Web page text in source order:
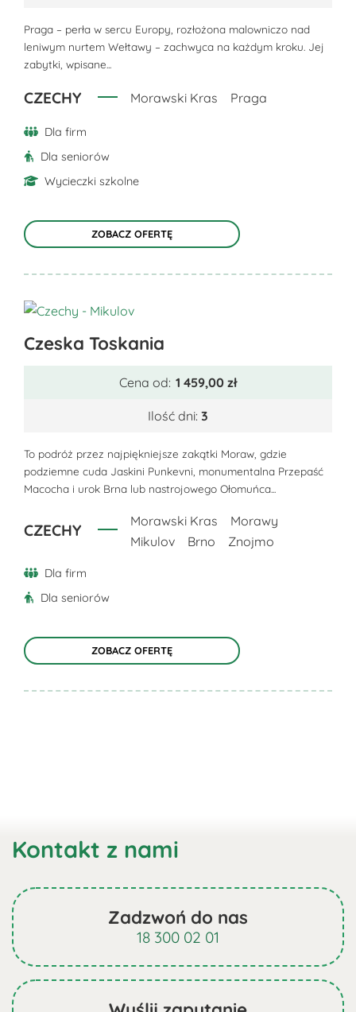
można
wybrać
na
stronie
Praga – perła w sercu Europy, rozłożona malowniczo nad
leniwym nurtem Wełtawy – zachwyca na każdym kroku. Jej
zabytki, wpisane...
CZECHY Morawski Kras Praga
Dla firm
Dla seniorów
Wycieczki szkolne
ZOBACZ OFERTĘ
produkt
można
wybrać
na
produktu
Czeska Toskania
Cena od: 1 459,00zł
Ilość dni: 3
To podróż przez najpiękniejsze zakątki Moraw, gdzie
podziemne cuda Jaskini Punkevni, monumentalna Przepaść
Macocha i urok Brna lub nastrojowego Ołomuńca...
CZECHY
Morawski Kras
Morawy
Mikulov
Brno Znojmo
Dla firm
Dla seniorów
ZOBACZ OFERTĘ
Kontakt z nami
Zadzwoń do nas
18 300 02 01